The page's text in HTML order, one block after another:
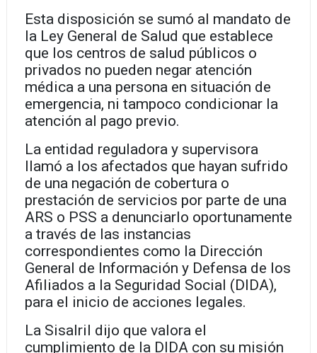
Esta disposición se sumó al mandato de
la Ley General de Salud que establece
que los centros de salud públicos o
privados no pueden negar atención
médica a una persona en situación de
emergencia, ni tampoco condicionar la
atención al pago previo.
La entidad reguladora y supervisora
llamó a los afectados que hayan sufrido
de una negación de cobertura o
prestación de servicios por parte de una
ARS o PSS a denunciarlo oportunamente
a través de las instancias
correspondientes como la Dirección
General de Información y Defensa de los
Afiliados a la Seguridad Social (DIDA),
para el inicio de acciones legales.
La Sisalril dijo que valora el
cumplimiento de la DIDA con su misión